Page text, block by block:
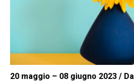
20 maggio – 08 giugno 2023 /